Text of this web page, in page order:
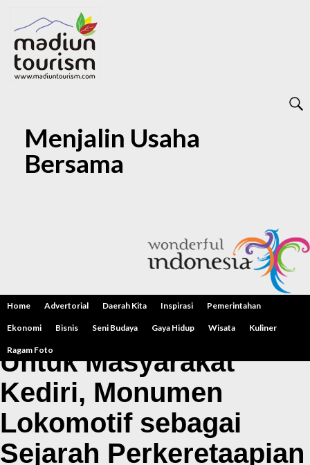
Menjalin Usaha
Bersama
Home Advertorial Daerah Kita Inspirasi Pemerintahan
Ekonomi Bisnis Seni Budaya Gaya Hidup Wisata Kuliner
Ragam Foto
Untuk Masyarakat
Kediri, Monumen
Lokomotif sebagai
Sejarah Perkeretaapian